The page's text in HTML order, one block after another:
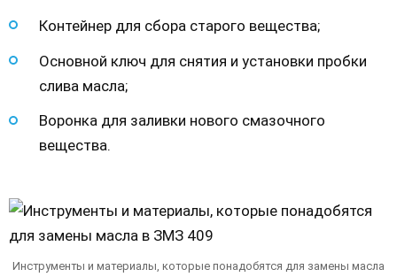
Контейнер для сбора старого вещества;
Основной ключ для снятия и установки пробки
слива масла;
Воронка для заливки нового смазочного
вещества.
Инструменты и материалы, которые понадобятся для замены масла